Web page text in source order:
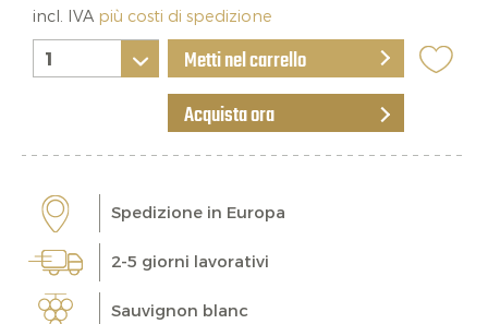
incl. IVA più costi di spedizione
Metti nel carrello
Acquista ora
Spedizione in Europa
2-5 giorni lavorativi
Sauvignon blanc